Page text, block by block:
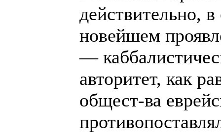
действительно,
новейшем
—
авторитет, как
общест-ва